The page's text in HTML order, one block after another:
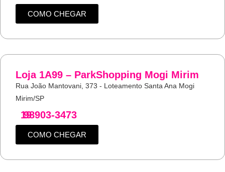
COMO CHEGAR
Loja 1A99 – ParkShopping Mogi Mirim
Rua João Mantovani, 373 - Loteamento Santa Ana Mogi
Mirim/SP
19
98903-3473
COMO CHEGAR